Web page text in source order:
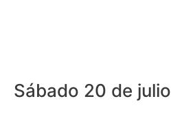
Sábado 20 de julio